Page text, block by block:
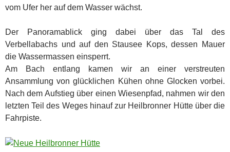
vom Ufer her auf dem Wasser wächst.
Der Panoramablick ging dabei über das Tal des
Verbellabachs und auf den Stausee Kops, dessen Mauer
die Wassermassen einsperrt.
Am Bach entlang kamen wir an einer verstreuten
Ansammlung von glücklichen Kühen ohne Glocken vorbei.
Nach dem Aufstieg über einen Wiesenpfad, nahmen wir den
letzten Teil des Weges hinauf zur Heilbronner Hütte über die
Fahrpiste.